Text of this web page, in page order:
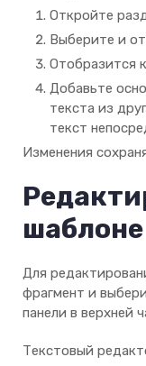
Откройте
Выберите и
Отобразится
Добавьте
текста из
текст
Изменения
шаблоне
Для
фрагмент и
панели в верхней
Текстовый